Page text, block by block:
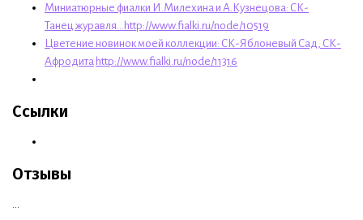
Миниатюрные фиалки И.Милехина и А.Кузнецова: СК-
Танец журавля...
http://www.fialki.ru/node/10519
Цветение новинок моей коллекции: СК-Яблоневый Сад, СК-
Афродита http://www.fialki.ru/node/11316
Ссылки
Отзывы